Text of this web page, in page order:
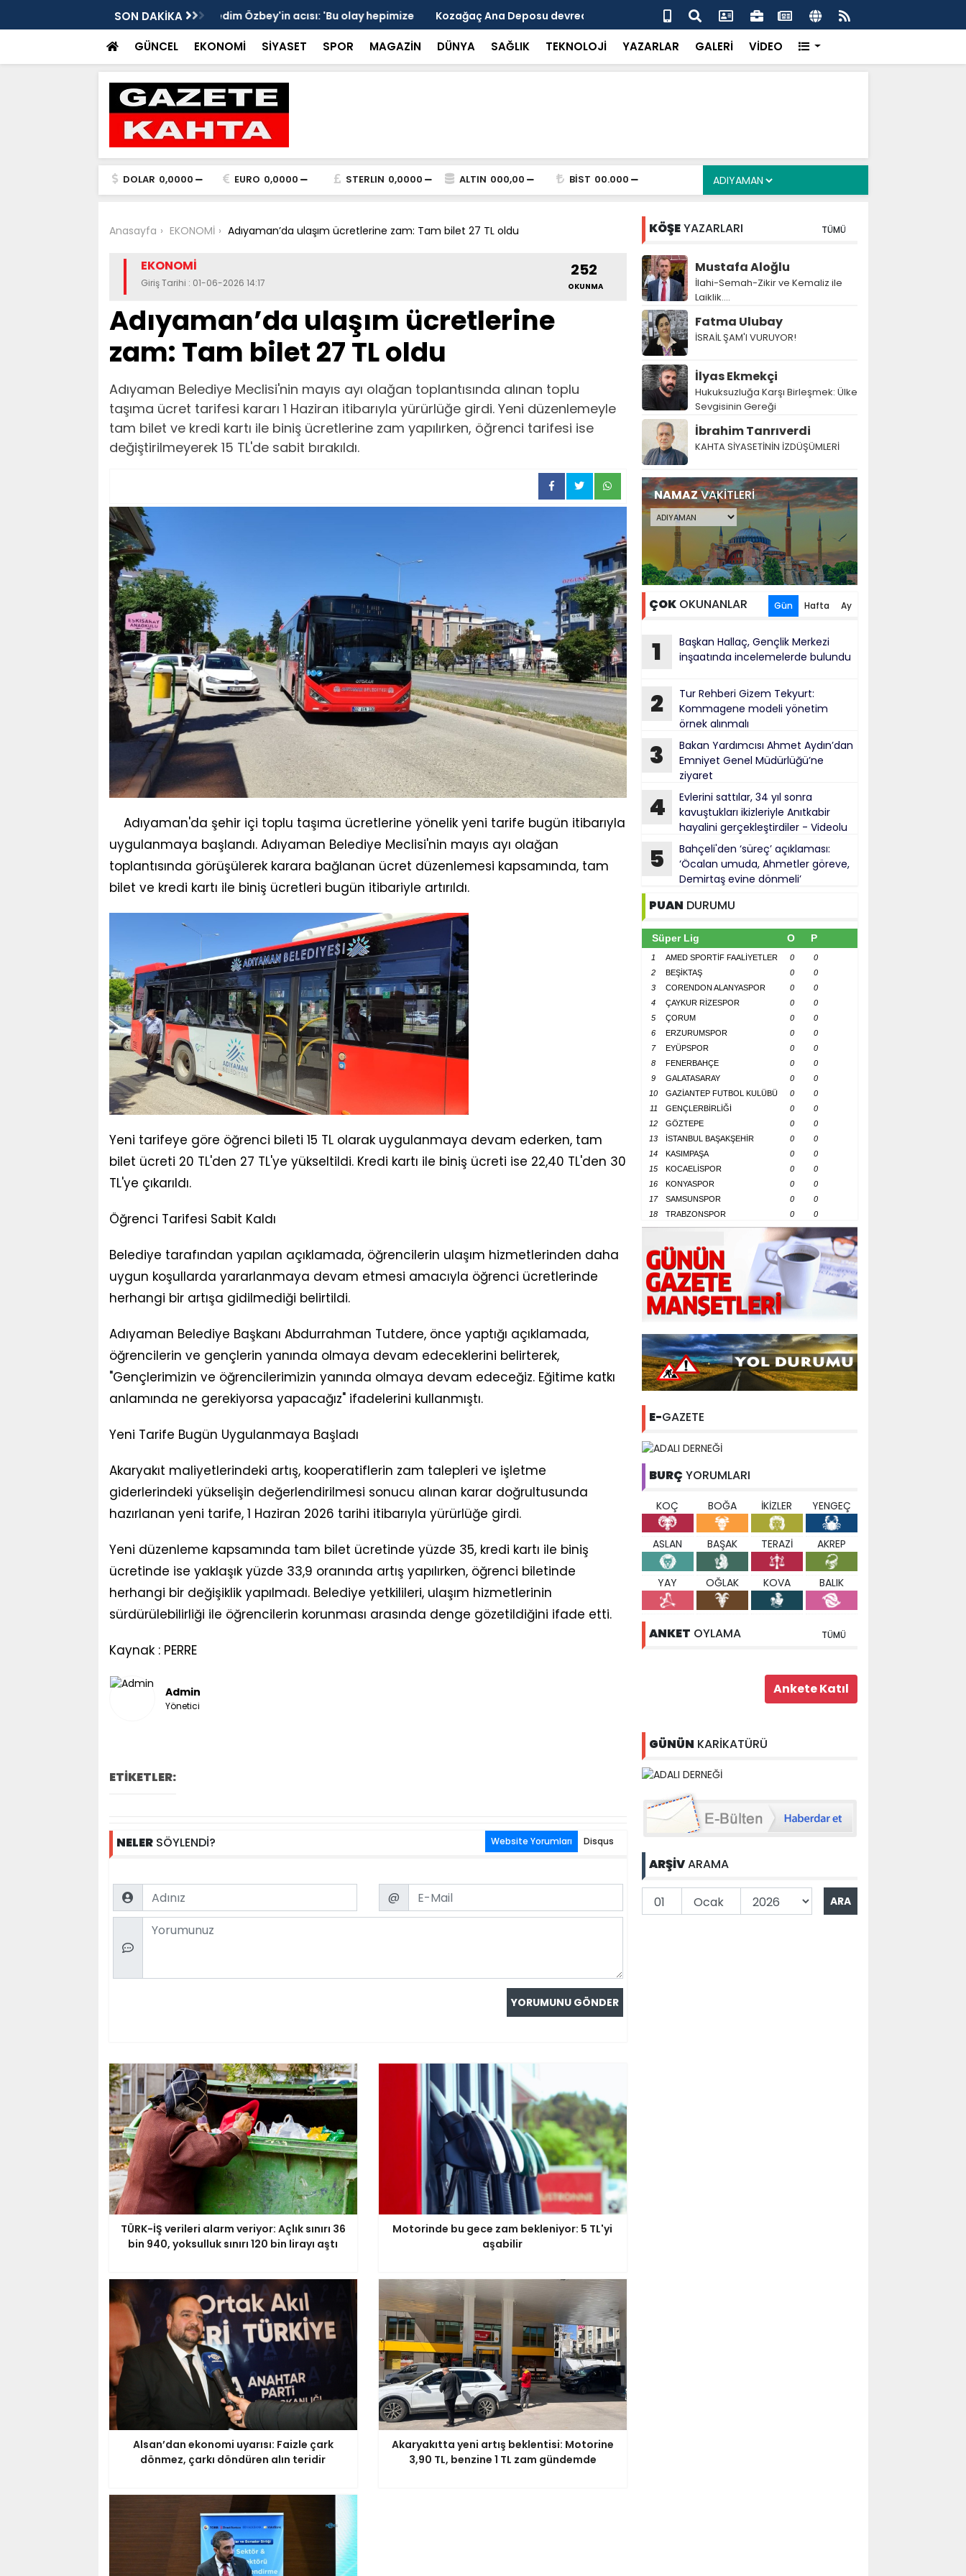
SON DAKİKA
Özbey'in acısı: 'Bu olay hepimize
Kozağaç Ana Deposu devrede: 101 yerleşim birimini kapsayan dev su
projesinde önemli eşik aşıldı
Prof. Dr. Dalyan: ‘Fransız Enstitüsü raporu, Adıyaman'daki siyasi
kırılmayı 'metroköy' kavramıyla açıklıyor’
GÜNCEL EKONOMİ SİYASET SPOR MAGAZİN DÜNYA SAĞLIK TEKNOLOJİ YAZARLAR GALERİ VİDEO
DOLAR 0,0000 EURO 0,0000 STERLIN 0,0000 ALTIN 000,00 BİST 00.000
Anasayfa EKONOMİ Adıyaman’da ulaşım ücretlerine zam: Tam bilet 27 TL oldu
EKONOMİ
Giriş Tarihi : 01-06-2026 14:17
252
OKUNMA
Adıyaman’da ulaşım ücretlerine
zam: Tam bilet 27 TL oldu
Adıyaman Belediye Meclisi'nin mayıs ayı olağan toplantısında alınan toplu
taşıma ücret tarifesi kararı 1 Haziran itibarıyla yürürlüğe girdi. Yeni düzenlemeyle
tam bilet ve kredi kartı ile biniş ücretlerine zam yapılırken, öğrenci tarifesi ise
değiştirilmeyerek 15 TL'de sabit bırakıldı.
Adıyaman'da şehir içi toplu taşıma ücretlerine yönelik yeni tarife bugün itibarıyla
uygulanmaya başlandı. Adıyaman Belediye Meclisi'nin mayıs ayı olağan
toplantısında görüşülerek karara bağlanan ücret düzenlemesi kapsamında, tam
bilet ve kredi kartı ile biniş ücretleri bugün itibariyle artırıldı.
Yeni tarifeye göre öğrenci bileti 15 TL olarak uygulanmaya devam ederken, tam
bilet ücreti 20 TL'den 27 TL'ye yükseltildi. Kredi kartı ile biniş ücreti ise 22,40 TL'den 30
TL'ye çıkarıldı.
Öğrenci Tarifesi Sabit Kaldı
Belediye tarafından yapılan açıklamada, öğrencilerin ulaşım hizmetlerinden daha
uygun koşullarda yararlanmaya devam etmesi amacıyla öğrenci ücretlerinde
herhangi bir artışa gidilmediği belirtildi.
Adıyaman Belediye Başkanı Abdurrahman Tutdere, önce yaptığı açıklamada,
öğrencilerin ve gençlerin yanında olmaya devam edeceklerini belirterek,
"Gençlerimizin ve öğrencilerimizin yanında olmaya devam edeceğiz. Eğitime katkı
anlamında ne gerekiyorsa yapacağız" ifadelerini kullanmıştı.
Yeni Tarife Bugün Uygulanmaya Başladı
Akaryakıt maliyetlerindeki artış, kooperatiflerin zam talepleri ve işletme
giderlerindeki yükselişin değerlendirilmesi sonucu alınan karar doğrultusunda
hazırlanan yeni tarife, 1 Haziran 2026 tarihi itibarıyla yürürlüğe girdi.
Yeni düzenleme kapsamında tam bilet ücretinde yüzde 35, kredi kartı ile biniş
ücretinde ise yaklaşık yüzde 33,9 oranında artış yapılırken, öğrenci biletinde
herhangi bir değişiklik yapılmadı. Belediye yetkilileri, ulaşım hizmetlerinin
sürdürülebilirliği ile öğrencilerin korunması arasında denge gözetildiğini ifade etti.
Kaynak : PERRE
Admin
Yönetici
ETİKETLER:
NELERSÖYLENDİ? Website Yorumları Disqus
Name Email
@
Comment
TÜRK-İŞ verileri alarm veriyor: Açlık sınırı 36
bin 940, yoksulluk sınırı 120 bin lirayı aştı
Motorinde bu gece zam bekleniyor: 5 TL'yi
aşabilir
Alsan’dan ekonomi uyarısı: Faizle çark
dönmez, çarkı döndüren alın teridir
Akaryakıtta yeni artış beklentisi: Motorine
3,90 TL, benzine 1 TL zam gündemde
KÖŞEYAZARLARI TÜMÜ
Mustafa Aloğlu
İlahi-Semah-Zikir ve Kemaliz ile
Laiklik….
Fatma Ulubay
İSRAİL ŞAM'I VURUYOR!
İlyas Ekmekçi
Hukuksuzluğa Karşı Birleşmek: Ülke
Sevgisinin Gereği
İbrahim Tanrıverdi
KAHTA SİYASETİNİN İZDÜŞÜMLERİ
NAMAZVAKİTLERİ
ÇOKOKUNANLAR Gün Hafta Ay
1
Başkan Hallaç, Gençlik Merkezi
inşaatında incelemelerde bulundu
2
Tur Rehberi Gizem Tekyurt:
Kommagene modeli yönetim
örnek alınmalı
3
Bakan Yardımcısı Ahmet Aydın’dan
Emniyet Genel Müdürlüğü’ne
ziyaret
4
Evlerini sattılar, 34 yıl sonra
kavuştukları ikizleriyle Anıtkabir
hayalini gerçekleştirdiler - Videolu
5
Bahçeli'den ‘süreç’ açıklaması:
‘Öcalan umuda, Ahmetler göreve,
Demirtaş evine dönmeli’
PUAN DURUMU
Süper Lig O P
1 AMED SPORTİF FAALİYETLER 0
0
2
BEŞİKTAŞ 0
0
3
CORENDON ALANYASPOR 0
0
4
ÇAYKUR RİZESPOR 0
0
5
ÇORUM 0
0
6
ERZURUMSPOR 0
0
7
EYÜPSPOR 0
0
8
FENERBAHÇE 0
0
9
GALATASARAY 0
0
10
GAZİANTEP FUTBOL KULÜBÜ 0
0
11
GENÇLERBİRLİĞİ 0
0
12
GÖZTEPE 0
0
13
İSTANBUL BAŞAKŞEHİR 0
0
14
KASIMPAŞA 0
0
15
KOCAELİSPOR 0
0
16
KONYASPOR 0
0
17
SAMSUNSPOR 0
0
18
TRABZONSPOR 0 0
E-GAZETE
BURÇ YORUMLARI
KOÇ BOĞA İKİZLER YENGEÇ
ASLAN BAŞAK TERAZİ AKREP
YAY OĞLAK KOVA BALIK
ANKET OYLAMA TÜMÜ
GÜNÜN KARİKATÜRÜ
ARŞİVARAMA